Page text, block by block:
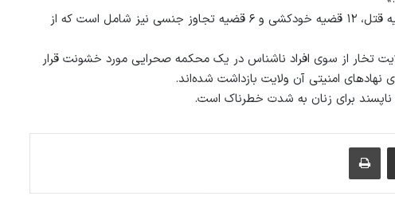
خانم محمدی همچنان افزود: در پرونده ‌های سال جاری یک قضیه قتل، ۱۲ قضیه خودکشی و ۶ قضیه تجاوز جنسی نیز شامل است که از
تخار از سوی افراد ناشناس در یک محکمه صحرایی مورد خشونت قرار
امنیتی آن ولایت بازداشت شده‌اند.
ناپسند برای زنان به شدت خطرناک است.
اشتراک گذاری از طریق ایمیل